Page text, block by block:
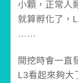
小顆， 正常人
就算孵化了，
……
開挖時會一直
L3看起來夠大